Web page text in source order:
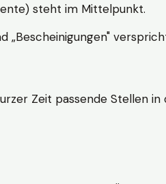
steht im Mittelpunkt.
„Bescheinigungen"
Zeit passende Stellen